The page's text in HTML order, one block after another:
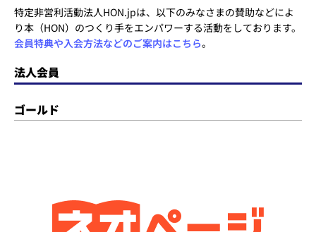
特定非営利活動法人HON.jpは、以下のみなさまの賛助などによ
り本（HON）のつくり手をエンパワーする活動をしております。
会員特典や入会方法などのご案内はこちら。
法人会員
ゴールド